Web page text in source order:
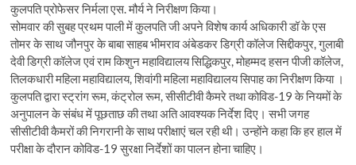
कुलपति प्रोफेसर निर्मला एस. मौर्य ने निरीक्षण किया।
सोमवार की सुबह प्रथम पाली में कुलपति जी अपने विशेष कार्य अधिकारी डॉ के एस
तोमर के साथ जौनपुर के बाबा साहब भीमराव अंबेडकर डिग्री कॉलेज सिद्दीकपुर, गुलाबी
देवी डिग्री कॉलेज एवं राम किशुन महाविद्यालय सिद्धिकपुर, मोहम्मद हसन पीजी कॉलेज,
तिलकधारी महिला महाविद्यालय, शिवांगी महिला महाविद्यालय सिपाह का निरीक्षण किया ।
कुलपति द्वारा स्ट्रांग रूम, कंट्रोल रूम, सीसीटीवी कैमरे तथा कोविड-19 के नियमों के
अनुपालन के संबंध में पूछताछ की तथा अति आवश्यक निर्देश दिए। सभी जगह
सीसीटीवी कैमरों की निगरानी के साथ परीक्षाएं चल रही थी। उन्होंने कहा कि हर हाल में
परीक्षा के दौरान कोविड-19 सुरक्षा निर्देशों का पालन होना चाहिए।